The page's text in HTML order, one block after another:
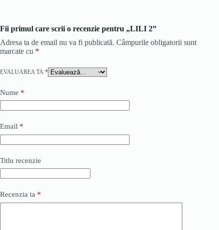
Fii primul care scrii o recenzie pentru „LILI 2”
Adresa ta de email nu va fi publicată. Câmpurile obligatorii sunt
marcate cu *
EVALUAREA TA *
Nume *
Email *
Titlu recenzie
Recenzia ta *